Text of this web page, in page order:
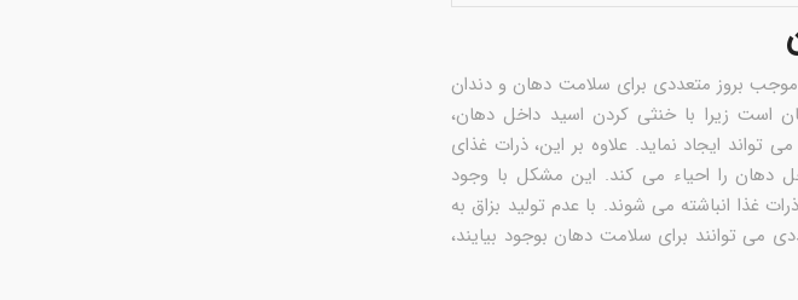
بروز متعددی برای سلامت دهان و دندان
زیرا با خنثی کردن اسید داخل دهان،
ایجاد نماید. علاوه بر این، ذرات غذای
دهان را احیاء می کند. این مشکل با وجود
غذا انباشته می شوند. با عدم تولید بزاق به
می توانند برای سلامت دهان بوجود بیایند،